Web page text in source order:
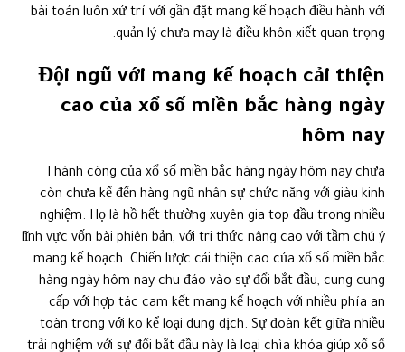
bài toán luôn xử trí với gần đặt mang kế hoạch điều hành với
quản lý chưa may là điều khôn xiết quan trọng.
Đội ngũ với mang kế hoạch cải thiện
cao của xổ số miền bắc hàng ngày
hôm nay
Thành công của xổ số miền bắc hàng ngày hôm nay chưa
còn chưa kể đến hàng ngũ nhân sự chức năng với giàu kinh
nghiệm. Họ là hồ hết thường xuyên gia top đầu trong nhiều
lĩnh vực vốn bài phiên bản, với tri thức nâng cao với tầm chú ý
mang kế hoạch. Chiến lược cải thiện cao của xổ số miền bắc
hàng ngày hôm nay chu đáo vào sự đổi bắt đầu, cung cung
cấp với hợp tác cam kết mang kế hoạch với nhiều phía an
toàn trong với ko kể loại dung dịch. Sự đoàn kết giữa nhiều
trải nghiệm với sự đổi bắt đầu này là loại chìa khóa giúp xổ số